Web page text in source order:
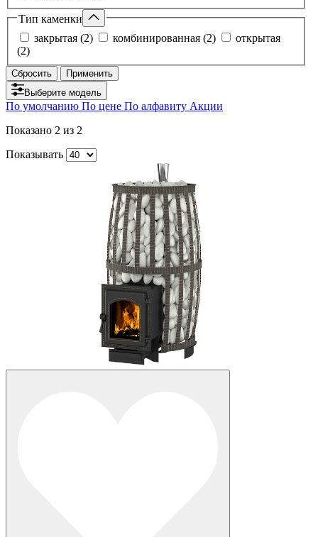
Тип каменки
закрытая (2)
комбинированная (2)
открытая
(2)
Сбросить
Применить
Выберите модель
По умолчанию По цене По алфавиту Акции
Показано 2 из 2
Показывать